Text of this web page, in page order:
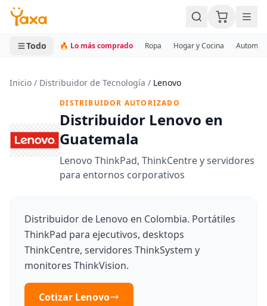
MINI CARRITO
0 productos
Todo 🔥 Lo más comprado Ropa Hogar y Cocina
Inicio / Distribuidor de Tecnología / Lenovo
DISTRIBUIDOR AUTORIZADO
Distribuidor Lenovo en
Guatemala
Lenovo ThinkPad, ThinkCentre y servidores
para entornos corporativos
Distribuidor de Lenovo en Colombia. Portátiles
ThinkPad para ejecutivos, desktops
ThinkCentre, servidores ThinkSystem y
monitores ThinkVision.
Cotizar Lenovo